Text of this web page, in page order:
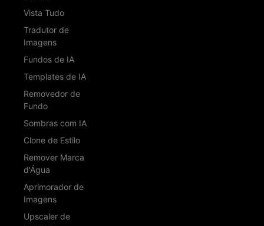
Vista Tudo
Tradutor de
Imagens
Fundos de IA
Templates de IA
Removedor de
Fundo
Sombras com IA
Clone de Estilo
Remover Marca
d'Água
Aprimorador de
Imagens
Upscaler de